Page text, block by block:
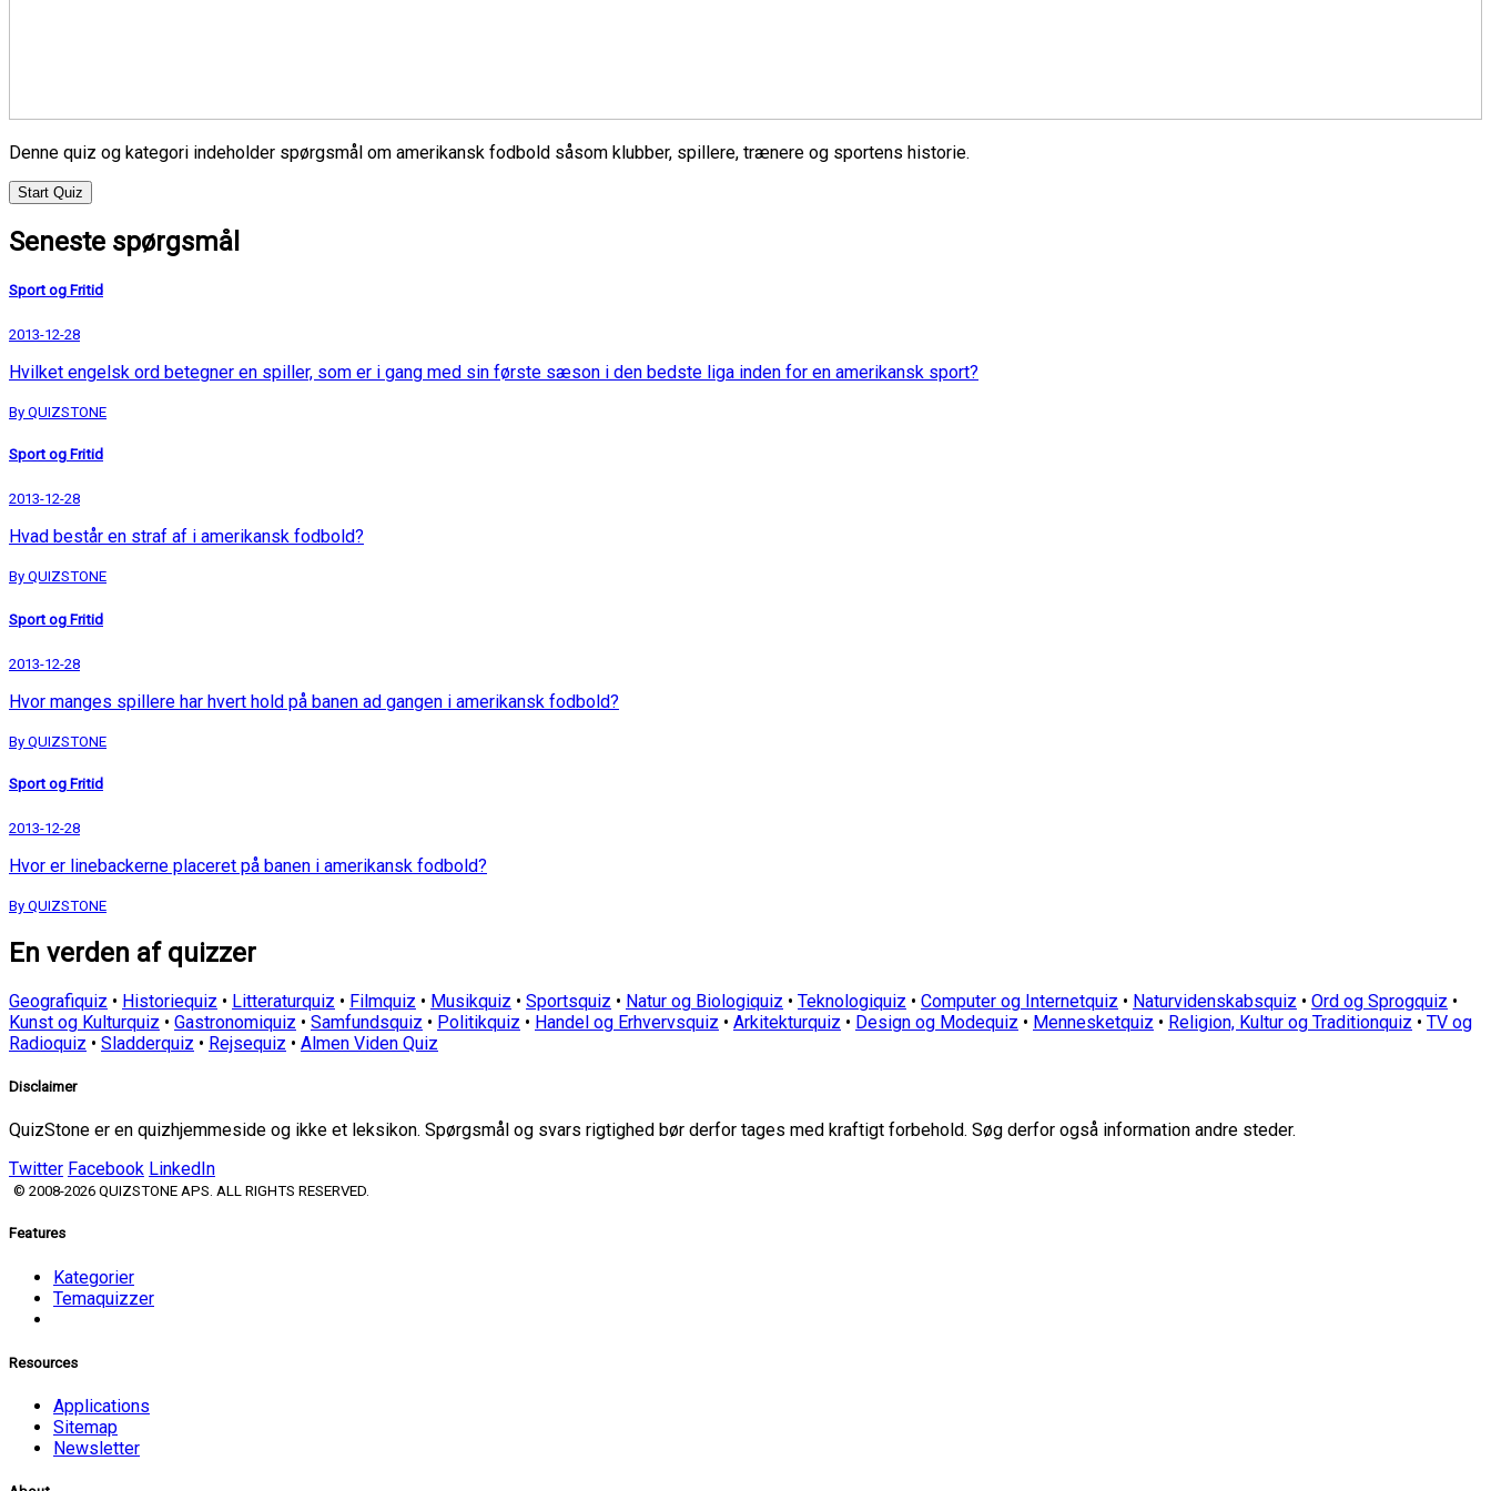
Denne quiz og kategori indeholder spørgsmål om amerikansk fodbold såsom klubber, spillere, trænere og sportens historie.
Start Quiz
Seneste spørgsmål
Sport og Fritid
2013-12-28
Hvilket engelsk ord betegner en spiller, som er i gang med sin første sæson i den bedste liga inden for en amerikansk sport?
By QUIZSTONE
Sport og Fritid
2013-12-28
Hvad består en straf af i amerikansk fodbold?
By QUIZSTONE
Sport og Fritid
2013-12-28
Hvor manges spillere har hvert hold på banen ad gangen i amerikansk fodbold?
By QUIZSTONE
Sport og Fritid
2013-12-28
Hvor er linebackerne placeret på banen i amerikansk fodbold?
By QUIZSTONE
En verden af quizzer
Geografiquiz • Historiequiz • Litteraturquiz • Filmquiz • Musikquiz • Sportsquiz • Natur og Biologiquiz • Teknologiquiz • Computer og Internetquiz • Naturvidenskabsquiz • Ord og Sprogquiz •
Kunst og Kulturquiz • Gastronomiquiz • Samfundsquiz • Politikquiz • Handel og Erhvervsquiz • Arkitekturquiz • Design og Modequiz • Mennesketquiz • Religion, Kultur og Traditionquiz • TV og
Radioquiz • Sladderquiz • Rejsequiz • Almen Viden Quiz
Disclaimer
QuizStone er en quizhjemmeside og ikke et leksikon. Spørgsmål og svars rigtighed bør derfor tages med kraftigt forbehold. Søg derfor også information andre steder.
Twitter Facebook LinkedIn
© 2008-2026 QUIZSTONE APS. ALL RIGHTS RESERVED.
Features
Kategorier
Temaquizzer
Resources
Applications
Sitemap
Newsletter